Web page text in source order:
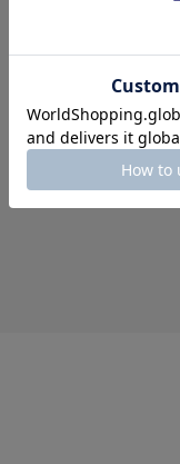
この夏の主役確定！